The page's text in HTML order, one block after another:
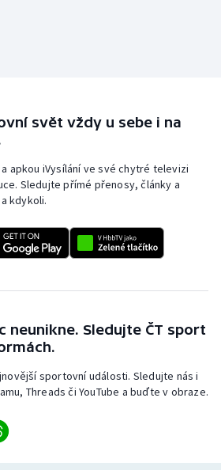
svět vždy u sebe i na
a apkou iVysílání ve své chytré televizi
Sledujte přímé přenosy, články a
kdykoli.
neunikne. Sledujte ČT sport
sportovní události. Sledujte nás i
Threads či YouTube a buďte v obraze.